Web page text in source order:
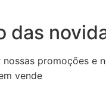
das
promoções e
vende